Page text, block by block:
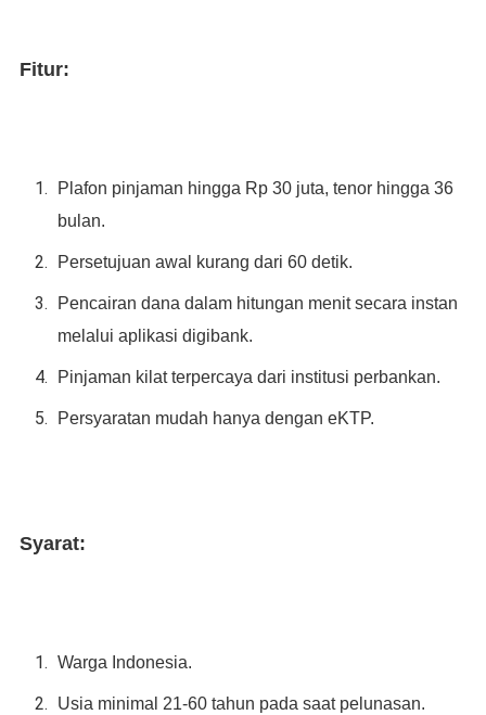
Fitur:
Plafon pinjaman hingga Rp 30 juta, tenor hingga 36
bulan.
Persetujuan awal kurang dari 60 detik.
Pencairan dana dalam hitungan menit secara instan
melalui aplikasi digibank.
Pinjaman kilat terpercaya dari institusi perbankan.
Persyaratan mudah hanya dengan eKTP.
Syarat:
Warga Indonesia.
Usia minimal 21-60 tahun pada saat pelunasan.